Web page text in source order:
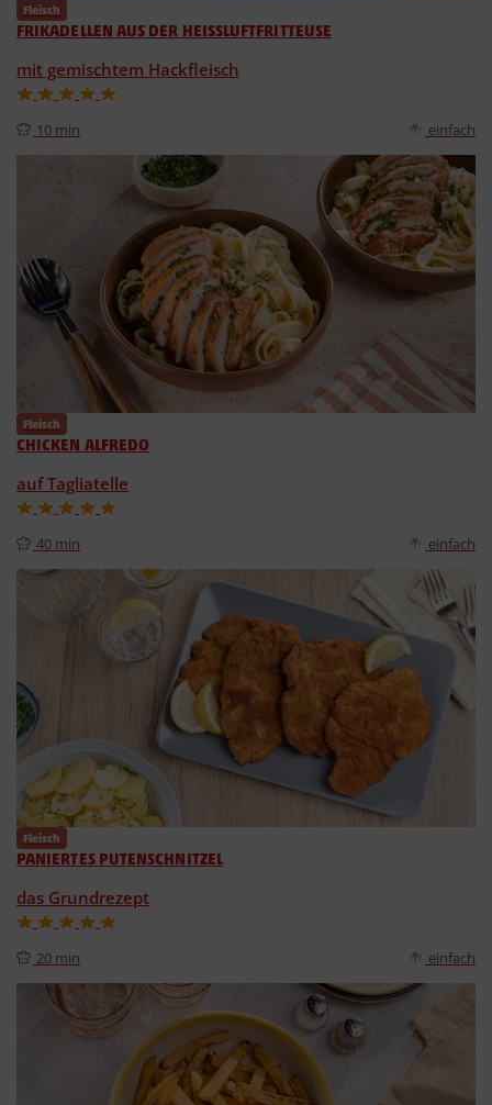
Fleisch
FRIKADELLEN AUS DER HEISSLUFTFRITTEUSE
mit gemischtem Hackfleisch
10 min einfach
Fleisch
CHICKEN ALFREDO
auf Tagliatelle
40 min einfach
Fleisch
PANIERTES PUTENSCHNITZEL
das Grundrezept
20 min einfach